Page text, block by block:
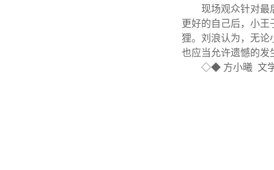
现场观众针对最
更好的自己后，小
狸。刘浪认为，无论
也应当允许遗憾的发
◇◆ 方小曦 文